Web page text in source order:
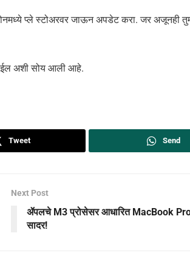
प्ले स्टोअरवर जाऊन अपडेट करा. जर अजूनही
अशी सोय आली आहे.
Tweet Send
Next Post
ॲपलचे M3 प्रोसेसर आधारित MacBook
सादर!